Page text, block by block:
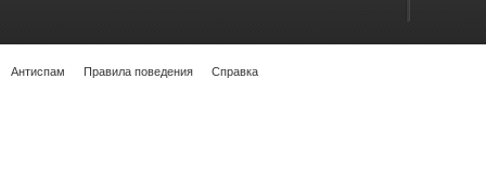
Антиспам Правила поведения Справка